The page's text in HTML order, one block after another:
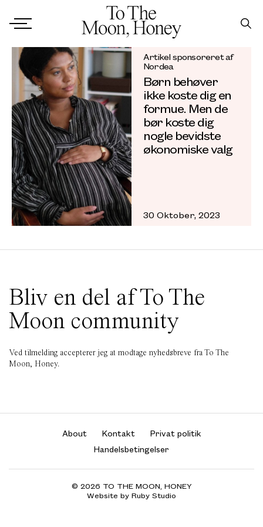
Artikel sponsoreret af
Nordea
Børn behøver
ikke koste dig en
formue. Men de
bør koste dig
nogle bevidste
økonomiske valg
30 Oktober, 2023
Bliv en del af To The
Moon community
Ved tilmelding accepterer jeg at modtage nyhedsbreve fra To The
Moon, Honey.
About Kontakt
Privat politik
Handelsbetingelser
© 2026 TO THE MOON, HONEY
Website by Ruby Studio